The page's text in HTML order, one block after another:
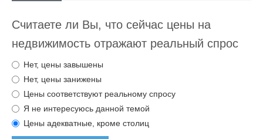
Считаете ли Вы, что сейчас цены на
недвижимость отражают реальный спрос
Нет, цены завышены
Нет, цены занижены
Цены соответствуют реальному спросу
Я не интересуюсь данной темой
Цены адекватные, кроме столиц